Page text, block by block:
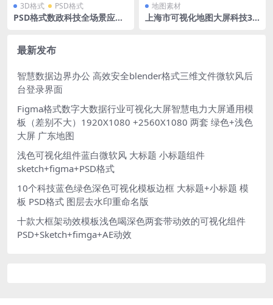
3D格式 PSD格式
PSD格式数政科技全场景应用
地图素材
上海市可视化地图大屏科技3D
最新发布
智慧数据边界办公 高效安全blender格式三维文件微软风后
台登录界面
Figma格式数字大数据行业可视化大屏智慧电力大屏通用模
板（差别不大）1920X1080 +2560X1080 两套 绿色+浅色
大屏 广东地图
浅色可视化组件蓝白微软风 大标题 小标题组件
sketch+figma+PSD格式
10个科技蓝色绿色深色可视化模板边框 大标题+小标题 模
板 PSD格式 图层去水印重命名版
十款大框架动效模板浅色喝深色两套带动效的可视化组件
PSD+Sketch+fimga+AE动效